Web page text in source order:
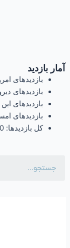
آمار بازدید
بازدیدهای
بازدیدهای
بازدیدهای
بازدیدهای
کل بازدیدها: